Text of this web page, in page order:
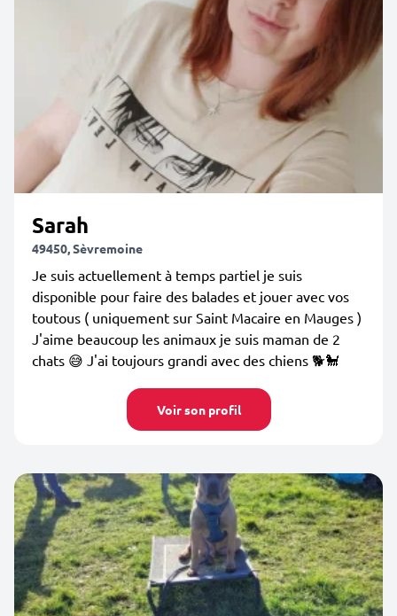
Sarah
49450, Sèvremoine
Je suis actuellement à temps partiel je suis
disponible pour faire des balades et jouer avec vos
toutous ( uniquement sur Saint Macaire en Mauges )
J'aime beaucoup les animaux je suis maman de 2
chats 😅 J'ai toujours grandi avec des chiens 🐕🐩
Voir son profil